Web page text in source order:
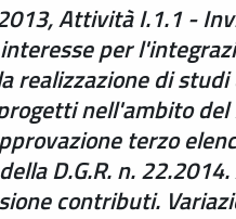
Attività I.1.1 -
per
realizzazione di
nell'ambito
terzo
D.G.R. n.
contributi.